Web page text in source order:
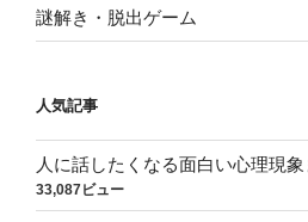
謎解き・脱出ゲーム
人気記事
人に話したくなる面白い心理現象
33,087ビュー